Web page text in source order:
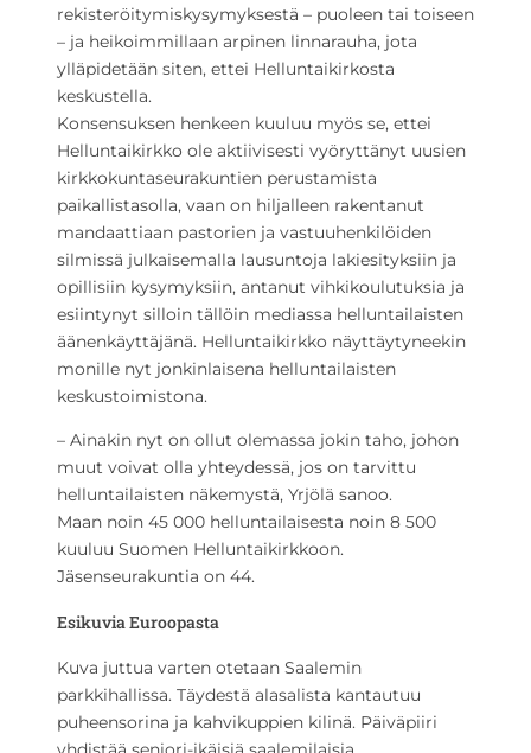
rekisteröitymiskysymyksestä – puoleen tai toiseen
– ja heikoimmillaan arpinen linnarauha, jota
ylläpidetään siten, ettei Helluntaikirkosta
keskustella.
Konsensuksen henkeen kuuluu myös se, ettei
Helluntaikirkko ole aktiivisesti vyöryttänyt uusien
kirkkokuntaseurakuntien perustamista
paikallistasolla, vaan on hiljalleen rakentanut
mandaattiaan pastorien ja vastuuhenkilöiden
silmissä julkaisemalla lausuntoja lakiesityksiin ja
opillisiin kysymyksiin, antanut vihkikoulutuksia ja
esiintynyt silloin tällöin mediassa helluntailaisten
äänenkäyttäjänä. Helluntaikirkko näyttäytyneekin
monille nyt jonkinlaisena helluntailaisten
keskustoimistona.
– Ainakin nyt on ollut olemassa jokin taho, johon
muut voivat olla yhteydessä, jos on tarvittu
helluntailaisten näkemystä, Yrjölä sanoo.
Maan noin 45 000 helluntailaisesta noin 8 500
kuuluu Suomen Helluntaikirkkoon.
Jäsenseurakuntia on 44.
Esikuvia Euroopasta
Kuva juttua varten otetaan Saalemin
parkkihallissa. Täydestä alasalista kantautuu
puheensorina ja kahvikuppien kilinä. Päiväpiiri